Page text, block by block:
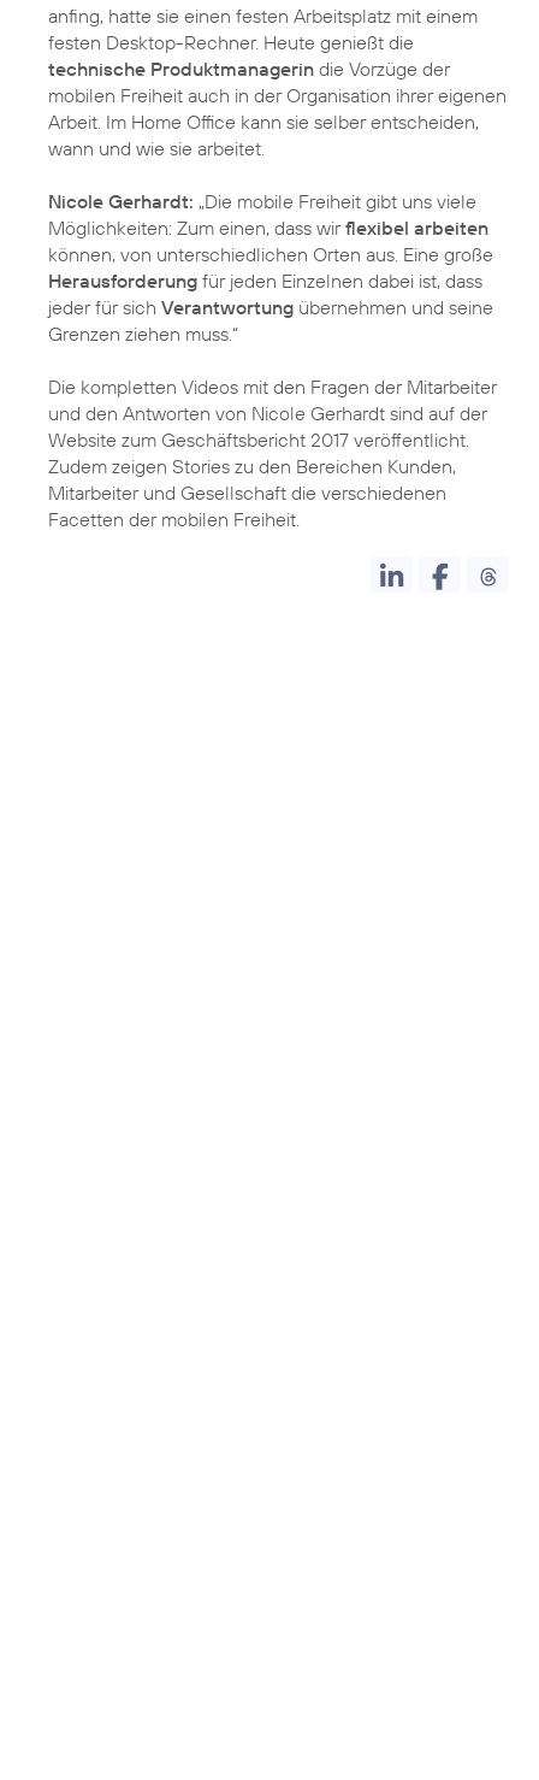
anfing, hatte sie einen festen Arbeitsplatz mit einem
festen Desktop-Rechner. Heute genießt die
technische Produktmanagerin die Vorzüge der
mobilen Freiheit auch in der Organisation ihrer eigenen
Arbeit. Im Home Office kann sie selber entscheiden,
wann und wie sie arbeitet.
Nicole Gerhardt: „Die mobile Freiheit gibt uns viele
Möglichkeiten: Zum einen, dass wirflexibel arbeiten
können, von unterschiedlichen Orten aus. Eine große
Herausforderung für jeden Einzelnen dabei ist, dass
jeder für sich Verantwortung übernehmen und seine
Grenzen ziehen muss.“
Die kompletten Videos mit den Fragen der Mitarbeiter
und den Antworten von Nicole Gerhardt sind auf der
Website zum Geschäftsbericht 2017 veröffentlicht.
Zudem zeigen Stories zu den Bereichen Kunden,
Mitarbeiter und Gesellschaft die verschiedenen
Facetten der mobilen Freiheit.